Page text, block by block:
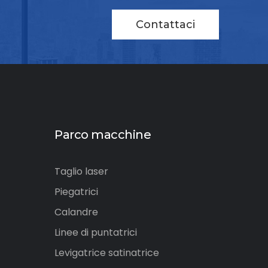
Contattaci
Parco macchine
Taglio laser
Piegatrici
Calandre
Linee di puntatrici
Levigatrice satinatrice